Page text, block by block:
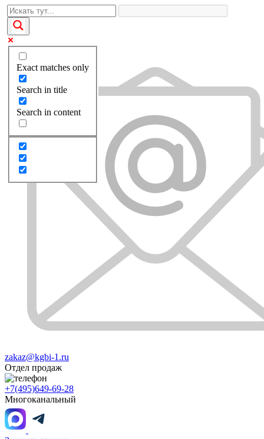
Exact matches only
Search in title
Search in content
zakaz@kgbi-1.ru
Отдел продаж
+7(495)649-69-28
Многоканальный